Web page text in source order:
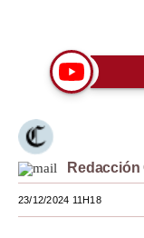
Mundo
EEUU
México
España
Internacional
Redacción
23/12/2024 11H18